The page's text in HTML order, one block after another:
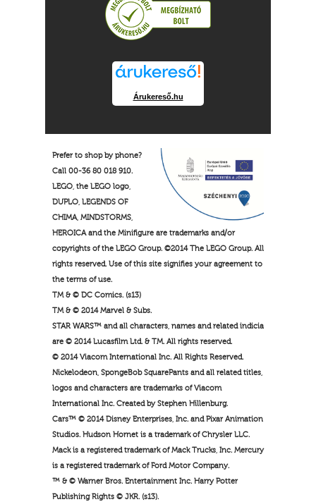
Árukereső.hu
Prefer to shop by phone?
Call 00-36 80 018 910.
LEGO, the LEGO logo,
DUPLO, LEGENDS OF
CHIMA, MINDSTORMS,
HEROICA and the Minifigure are trademarks and/or
copyrights of the LEGO Group. ©2014 The LEGO Group. All
rights reserved. Use of this site signifies your agreement to
the terms of use.
TM & © DC Comics. (s13)
TM & © 2014 Marvel & Subs.
STAR WARS™ and all characters, names and related indicia
are © 2014 Lucasfilm Ltd. & TM. All rights reserved.
© 2014 Viacom International Inc. All Rights Reserved.
Nickelodeon, SpongeBob SquarePants and all related titles,
logos and characters are trademarks of Viacom
International Inc. Created by Stephen Hillenburg.
Cars™ © 2014 Disney Enterprises, Inc. and Pixar Animation
Studios. Hudson Hornet is a trademark of Chrysler LLC.
Mack is a registered trademark of Mack Trucks, Inc. Mercury
is a registered trademark of Ford Motor Company.
™ & © Warner Bros. Entertainment Inc. Harry Potter
Publishing Rights © JKR. (s13).